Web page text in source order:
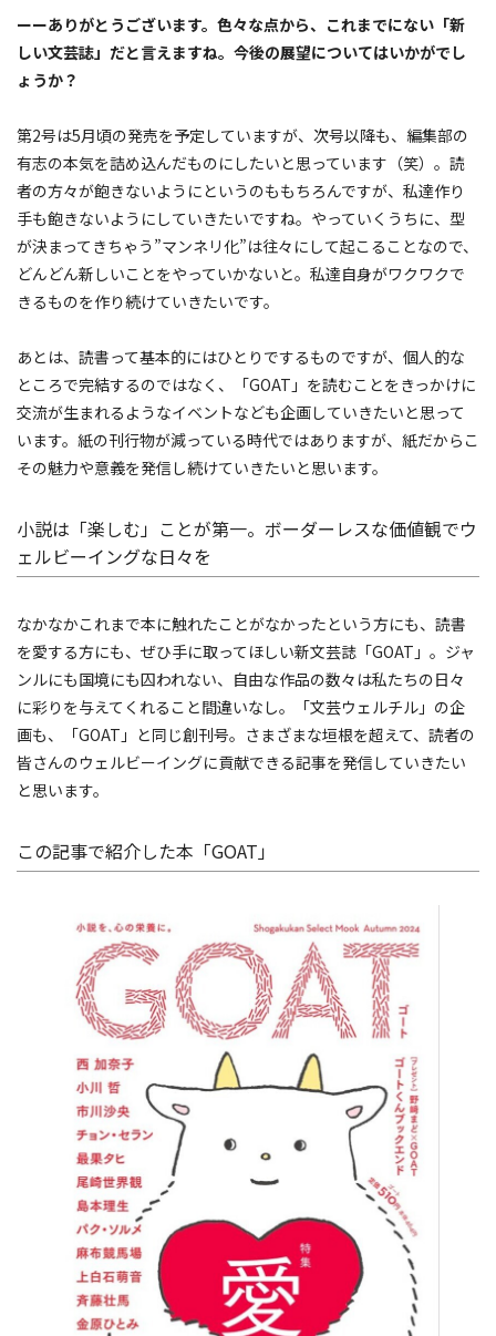
ーーありがとうございます。色々な点から、これまでにない「新
しい文芸誌」だと言えますね。今後の展望についてはいかがでし
ょうか？
第2号は5月頃の発売を予定していますが、次号以降も、編集部の
有志の本気を詰め込んだものにしたいと思っています（笑）。読
者の方々が飽きないようにというのももちろんですが、私達作り
手も飽きないようにしていきたいですね。やっていくうちに、型
が決まってきちゃう”マンネリ化”は往々にして起こることなので、
どんどん新しいことをやっていかないと。私達自身がワクワクで
きるものを作り続けていきたいです。
あとは、読書って基本的にはひとりでするものですが、個人的な
ところで完結するのではなく、「GOAT」を読むことをきっかけに
交流が生まれるようなイベントなども企画していきたいと思って
います。紙の刊行物が減っている時代ではありますが、紙だからこ
その魅力や意義を発信し続けていきたいと思います。
小説は「楽しむ」ことが第一。ボーダーレスな価値観でウ
ェルビーイングな日々を
なかなかこれまで本に触れたことがなかったという方にも、読書
を愛する方にも、ぜひ手に取ってほしい新文芸誌「GOAT」。ジャ
ンルにも国境にも囚われない、自由な作品の数々は私たちの日々
に彩りを与えてくれること間違いなし。「文芸ウェルチル」の企
画も、「GOAT」と同じ創刊号。さまざまな垣根を超えて、読者の
皆さんのウェルビーイングに貢献できる記事を発信していきたい
と思います。
この記事で紹介した本「GOAT」